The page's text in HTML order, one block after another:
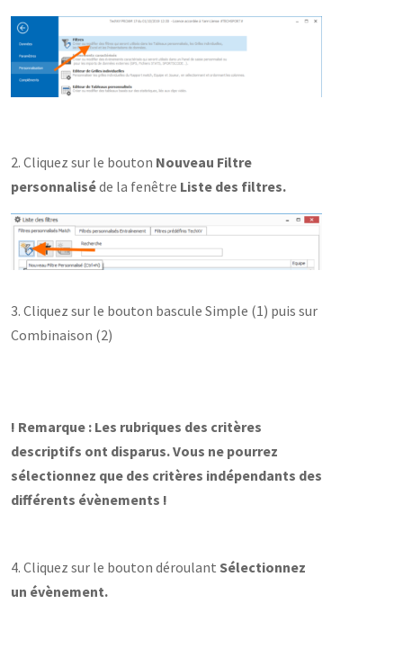
2. Cliquez sur le bouton Nouveau Filtre
personnaliséde la fenêtre Liste des filtres.
3. Cliquez sur le bouton bascule Simple (1) puis sur
Combinaison (2)
! Remarque : Les rubriques des critères
descriptifs ont disparus.Vous ne pourrez
sélectionnez que des critères indépendants des
différents évènements !
4. Cliquez sur le bouton déroulant Sélectionnez
un évènement.